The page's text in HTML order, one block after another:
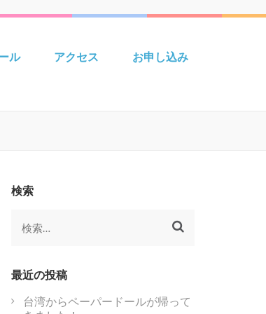
えいごきょうしつ
ル アクセス お申し込み
検索
検
最近の投稿
台湾からペーパードールが帰って